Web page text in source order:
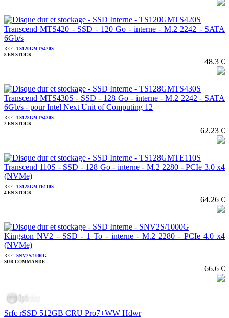
Transcend MTS420 - SSD - 120 Go - interne - M.2 2242 - SATA
6Gb/s
REF : TS120GMTS420S
8 EN STOCK
48.3 €
Transcend MTS430S - SSD - 128 Go - interne - M.2 2242 - SATA
6Gb/s - pour Intel Next Unit of Computing 12
REF : TS128GMTS430S
2 EN STOCK
62.23 €
Transcend 110S - SSD - 128 Go - interne - M.2 2280 - PCIe 3.0 x4
(NVMe)
REF : TS128GMTE110S
4 EN STOCK
64.26 €
Kingston NV2 - SSD - 1 To - interne - M.2 2280 - PCIe 4.0 x4
(NVMe)
REF : SNV2S/1000G
SUR COMMANDE
66.6 €
Srfc rSSD 512GB CRU Pro7+WW Hdwr